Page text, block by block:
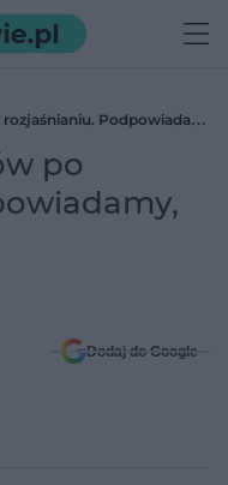
Podpowiadamy,
po
Dodaj do Google